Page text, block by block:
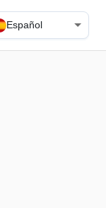
Español